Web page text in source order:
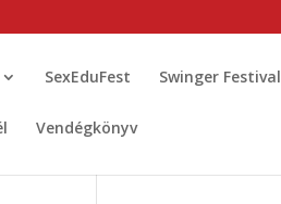
SexEduFest Swinger Festival
Vendégkönyv